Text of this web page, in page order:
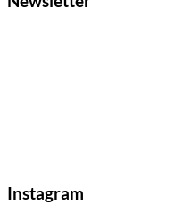
Instagram